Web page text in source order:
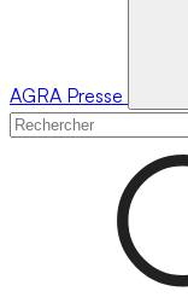
AGRA Presse